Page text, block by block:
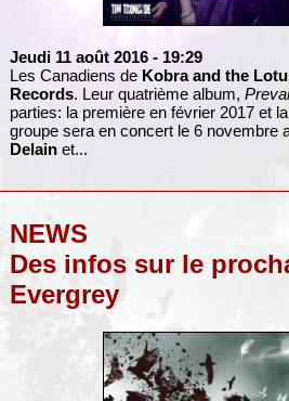
Jeudi 11 août 2016 - 19:29
Les Canadiens de Kobra and the
Records. Leur quatrième album,
parties: la première en février 2017 et
groupe sera en concert le 6 novembre
Delainet...
NEWS
Des infos sur le
Evergrey